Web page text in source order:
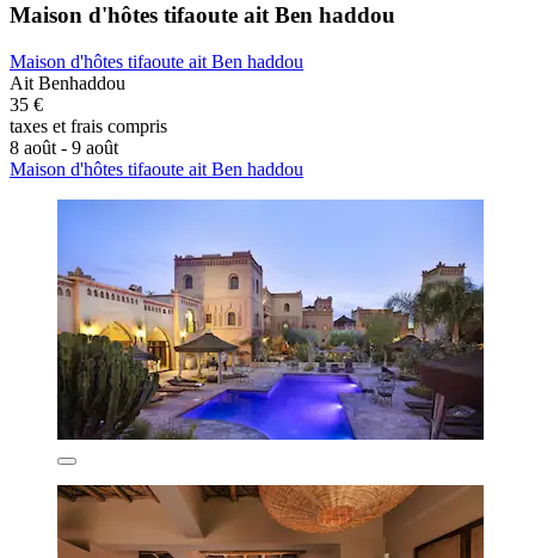
Maison d'hôtes tifaoute ait Ben haddou
Maison d'hôtes tifaoute ait Ben haddou
Ait Benhaddou
35 €
taxes et frais compris
8 août - 9 août
Maison d'hôtes tifaoute ait Ben haddou